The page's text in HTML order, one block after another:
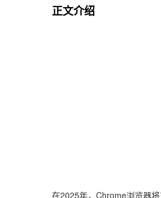
正文介绍
在2025年，Chrome浏览器